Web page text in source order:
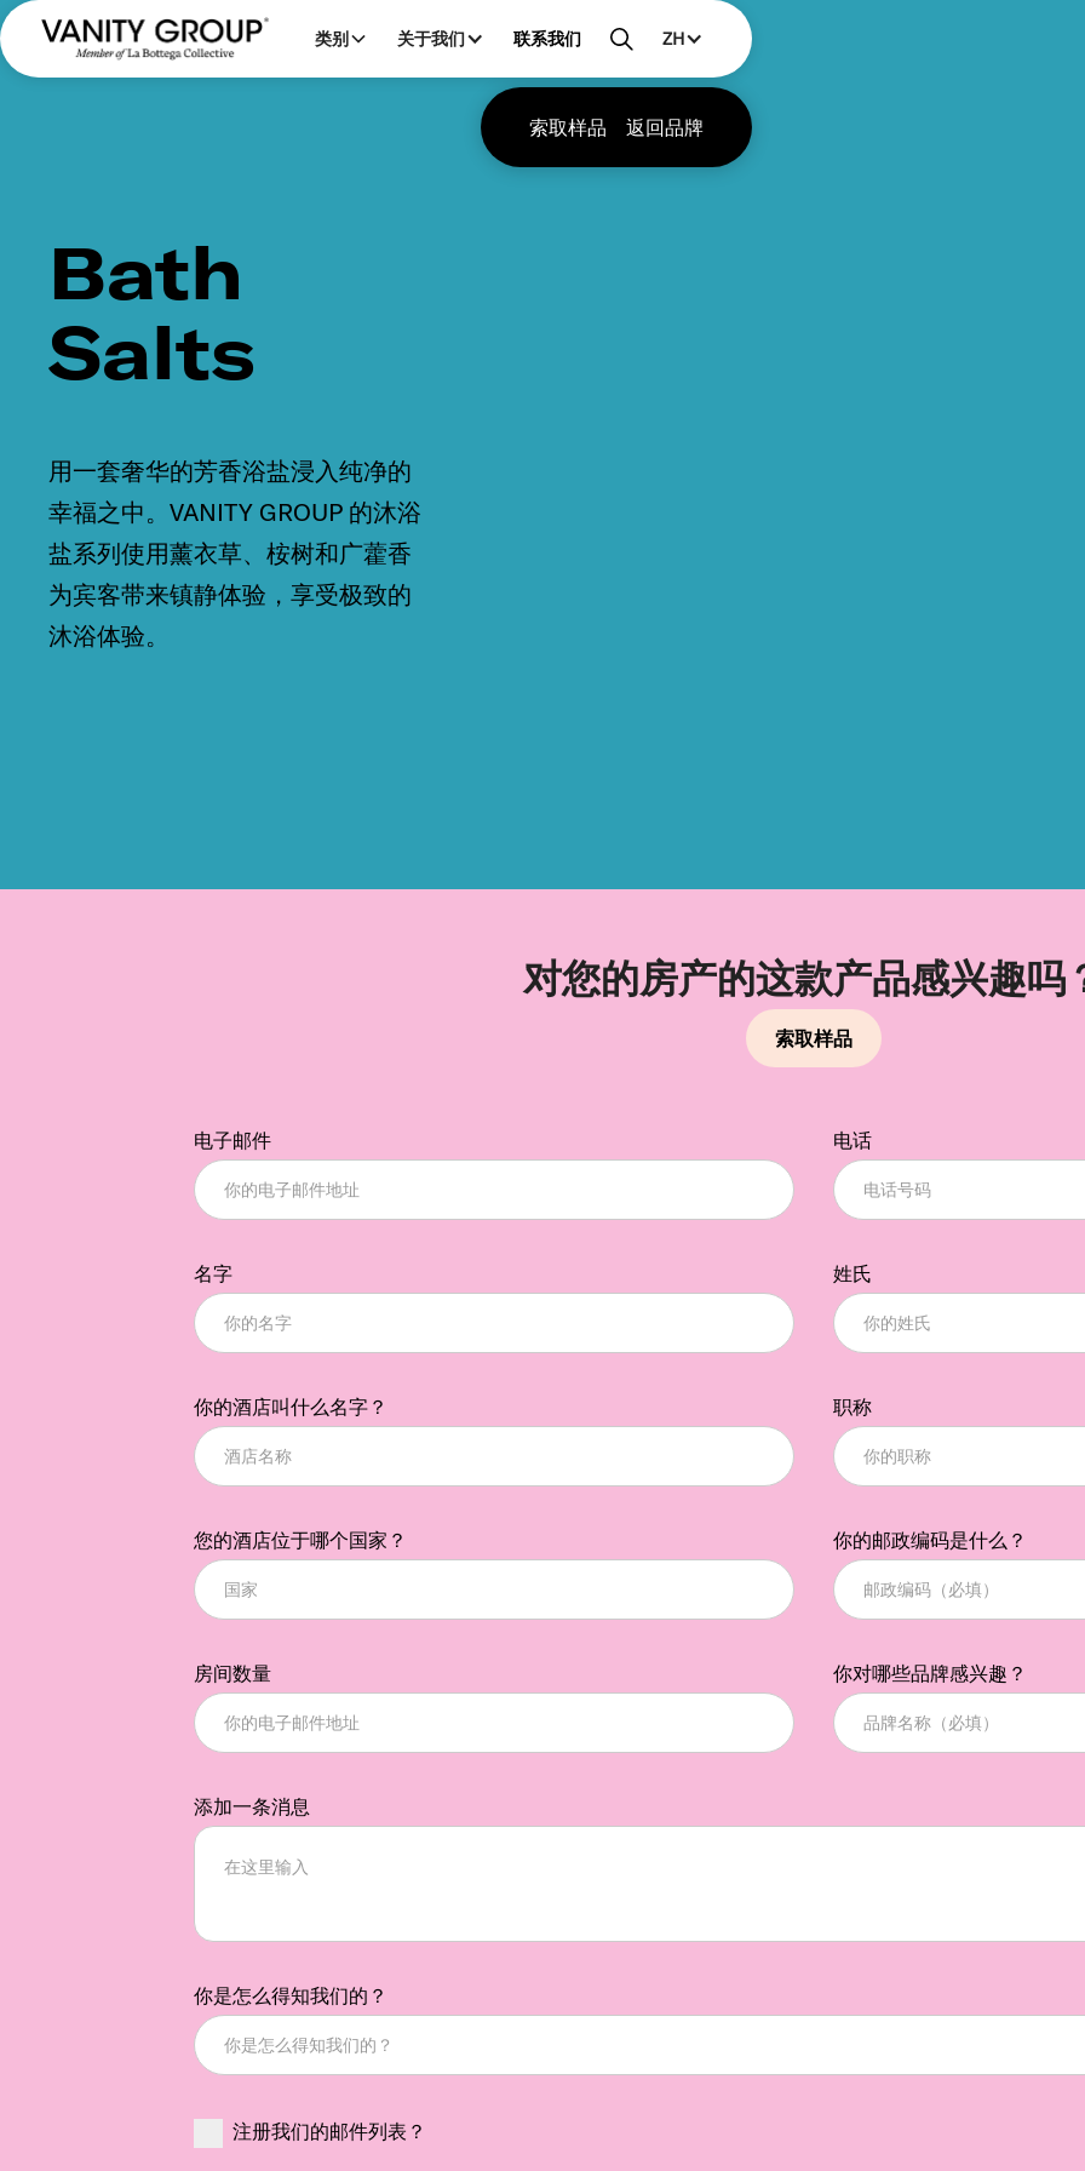
类别 关于我们 联系我们 ZH
索取样品 返回品牌
Bath
Salts
用一套奢华的芳香浴盐浸入纯净的
幸福之中。VANITY GROUP 的沐浴
盐系列使用薰衣草、桉树和广藿香
为宾客带来镇静体验，享受极致的
沐浴体验。
对您的房产的这款产品感兴趣吗
索取样品
电子邮件 电话
名字 姓氏
你的酒店叫什么名字？ 职称
您的酒店位于哪个国家？ 你的邮政编码是什么？
房间数量 你对哪些品牌感兴趣？
添加一条消息
你是怎么得知我们的？
注册我们的邮件列表？